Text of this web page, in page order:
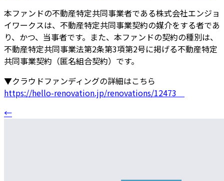
本ファンドの不動産特定共同事業者である株式会社エンジョ
イワークスは、不動産特定共同事業契約の媒介をする者であ
り、かつ、当事者です。また、本ファンドの契約の種別は、
不動産特定共同事業法第2条第3項第2号に掲げる不動産特定
共同事業契約（匿名組合契約）です。
▼クラウドファンディングの詳細はこちら
https://hello-renovation.jp/renovations/12473
←